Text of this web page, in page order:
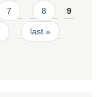
7 8 9
last »